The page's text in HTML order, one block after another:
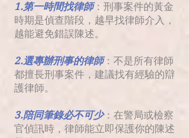
1.第一時間找律師：刑事案件的黃金
時期是偵查階段，越早找律師介入，
越能避免錯誤陳述。
2.選專辦刑事的律師：不是所有律師
都擅長刑事案件，建議找有經驗的辯
護律師。
3.陪同筆錄必不可少：在警局或檢察
官偵訊時，律師能立即保護你的陳述